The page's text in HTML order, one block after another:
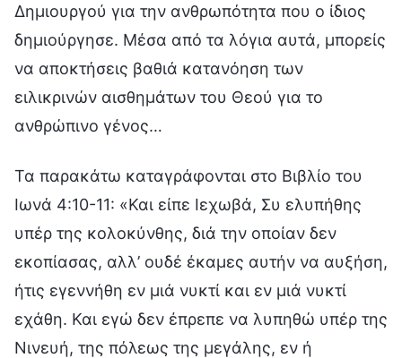
Δημιουργού για την ανθρωπότητα που ο ίδιος
δημιούργησε. Μέσα από τα λόγια αυτά, μπορείς
να αποκτήσεις βαθιά κατανόηση των
ειλικρινών αισθημάτων του Θεού για το
ανθρώπινο γένος…
Τα παρακάτω καταγράφονται στο Βιβλίο του
Ιωνά 4:10-11: «Και είπε Ιεχωβά, Συ ελυπήθης
υπέρ της κολοκύνθης, διά την οποίαν δεν
εκοπίασας, αλλ’ ουδέ έκαμες αυτήν να αυξήση,
ήτις εγεννήθη εν μιά νυκτί και εν μιά νυκτί
εχάθη. Και εγώ δεν έπρεπε να λυπηθώ υπέρ της
Νινευή, της πόλεως της μεγάλης, εν ή